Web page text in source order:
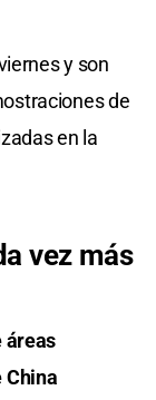
y son
de
en la
vez más
áreas
China